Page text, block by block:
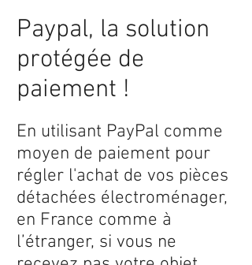
Paypal, la solution
protégée de
paiement !
En utilisant PayPal comme
moyen de paiement pour
régler l'achat de vos pièces
détachées électroménager,
en France comme à
l’étranger, si vous ne